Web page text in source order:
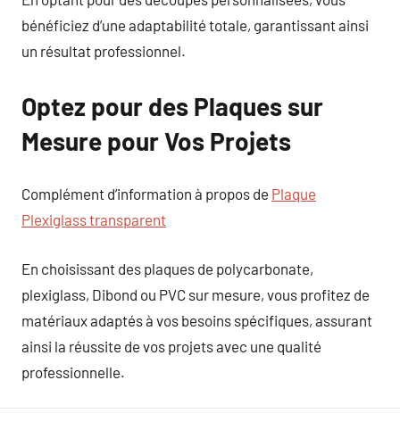
bénéficiez d’une adaptabilité totale, garantissant ainsi
un résultat professionnel.
Optez pour des Plaques sur
Mesure pour Vos Projets
Complément d’information à propos de Plaque
Plexiglass transparent
En choisissant des plaques de polycarbonate,
plexiglass, Dibond ou PVC sur mesure, vous profitez de
matériaux adaptés à vos besoins spécifiques, assurant
ainsi la réussite de vos projets avec une qualité
professionnelle.